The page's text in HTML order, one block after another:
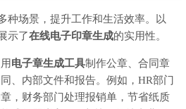
种场景，提升工作和生活效率。以
示了在线电子印章生成的实用性。
电子章生成工具制作公章、合同章
、内部文件和报告。例如，HR部门
，财务部门处理报销单，节省纸质